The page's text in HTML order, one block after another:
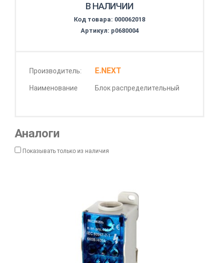
В НАЛИЧИИ
Код товара: 000062018
Артикул: p0680004
Производитель: E.NEXT
Наименование Блок распределительный
Аналоги
Показывать только из наличия